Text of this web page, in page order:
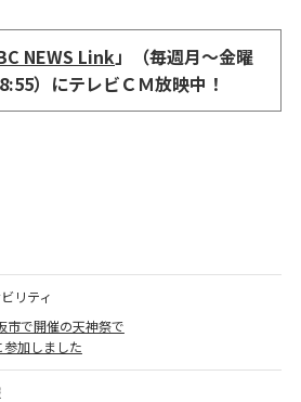
NEWS Link」（毎週月～金曜
）にテレビＣＭ放映中！
リティ
で開催の天神祭で
参加しました